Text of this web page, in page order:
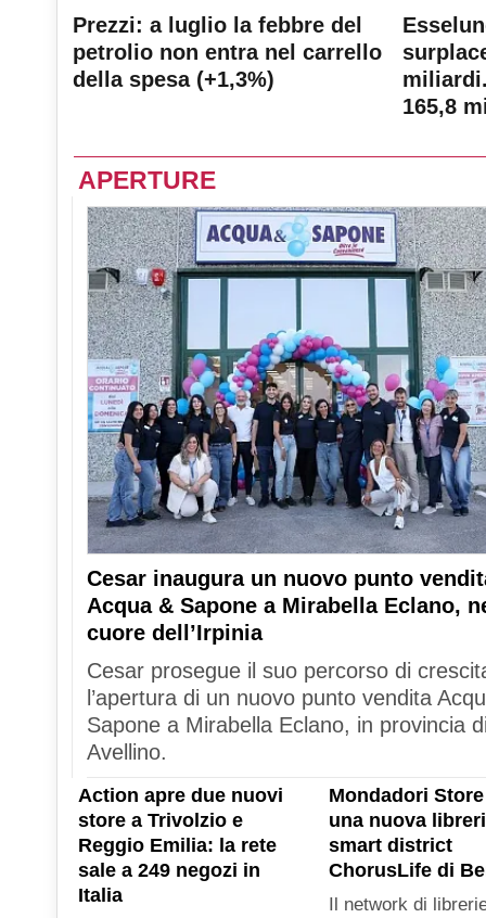
Prezzi: a luglio la febbre del
petrolio non entra nel carrello
della spesa (+1,3%)
165,8
APERTURE
Cesar inaugura un nuovo punto
Acqua & Sapone a Mirabella Eclano,
cuore dell’Irpinia
Cesar prosegue il suo percorso di
l’apertura di un nuovo punto vendita
Sapone a Mirabella Eclano, in provincia di
Avellino.
Action apre due nuovi
store a Trivolzio e
Reggio Emilia: la rete
sale a 249 negozi in
Italia
Mondadori
una nuova
smart district
ChorusLife di
Il network di